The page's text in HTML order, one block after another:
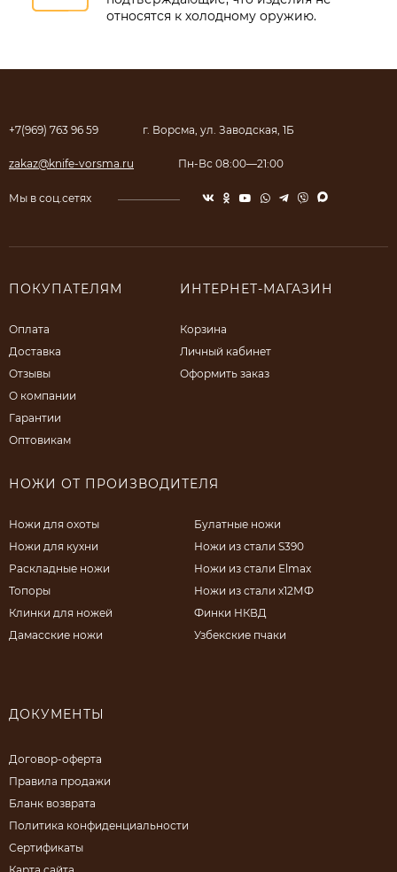
относятся к холодному оружию.
+7(969) 763 96 59 г. Ворсма, ул. Заводская, 1Б
zakaz@knife-vorsma.ru Пн-Вс 08:00—21:00
Мы в соц.сетях
ПОКУПАТЕЛЯМ
Оплата
Доставка
Отзывы
О компании
Гарантии
Оптовикам
ИНТЕРНЕТ-МАГАЗИН
Корзина
Личный кабинет
Оформить заказ
НОЖИ ОТ ПРОИЗВОДИТЕЛЯ
Ножи для охоты
Ножи для кухни
Раскладные ножи
Топоры
Клинки для ножей
Дамасские ножи
Булатные ножи
Ножи из стали S390
Ножи из стали Elmax
Ножи из стали х12МФ
Финки НКВД
Узбекские пчаки
ДОКУМЕНТЫ
Договор-оферта
Правила продажи
Бланк возврата
Политика конфиденциальности
Сертификаты